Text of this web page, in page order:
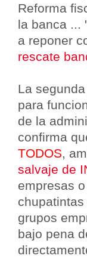
Reforma
la banca ...
a reponer
rescate
La
para
de la
confirma
TODOS,
salvaje de
empresas
grupos
bajo pena